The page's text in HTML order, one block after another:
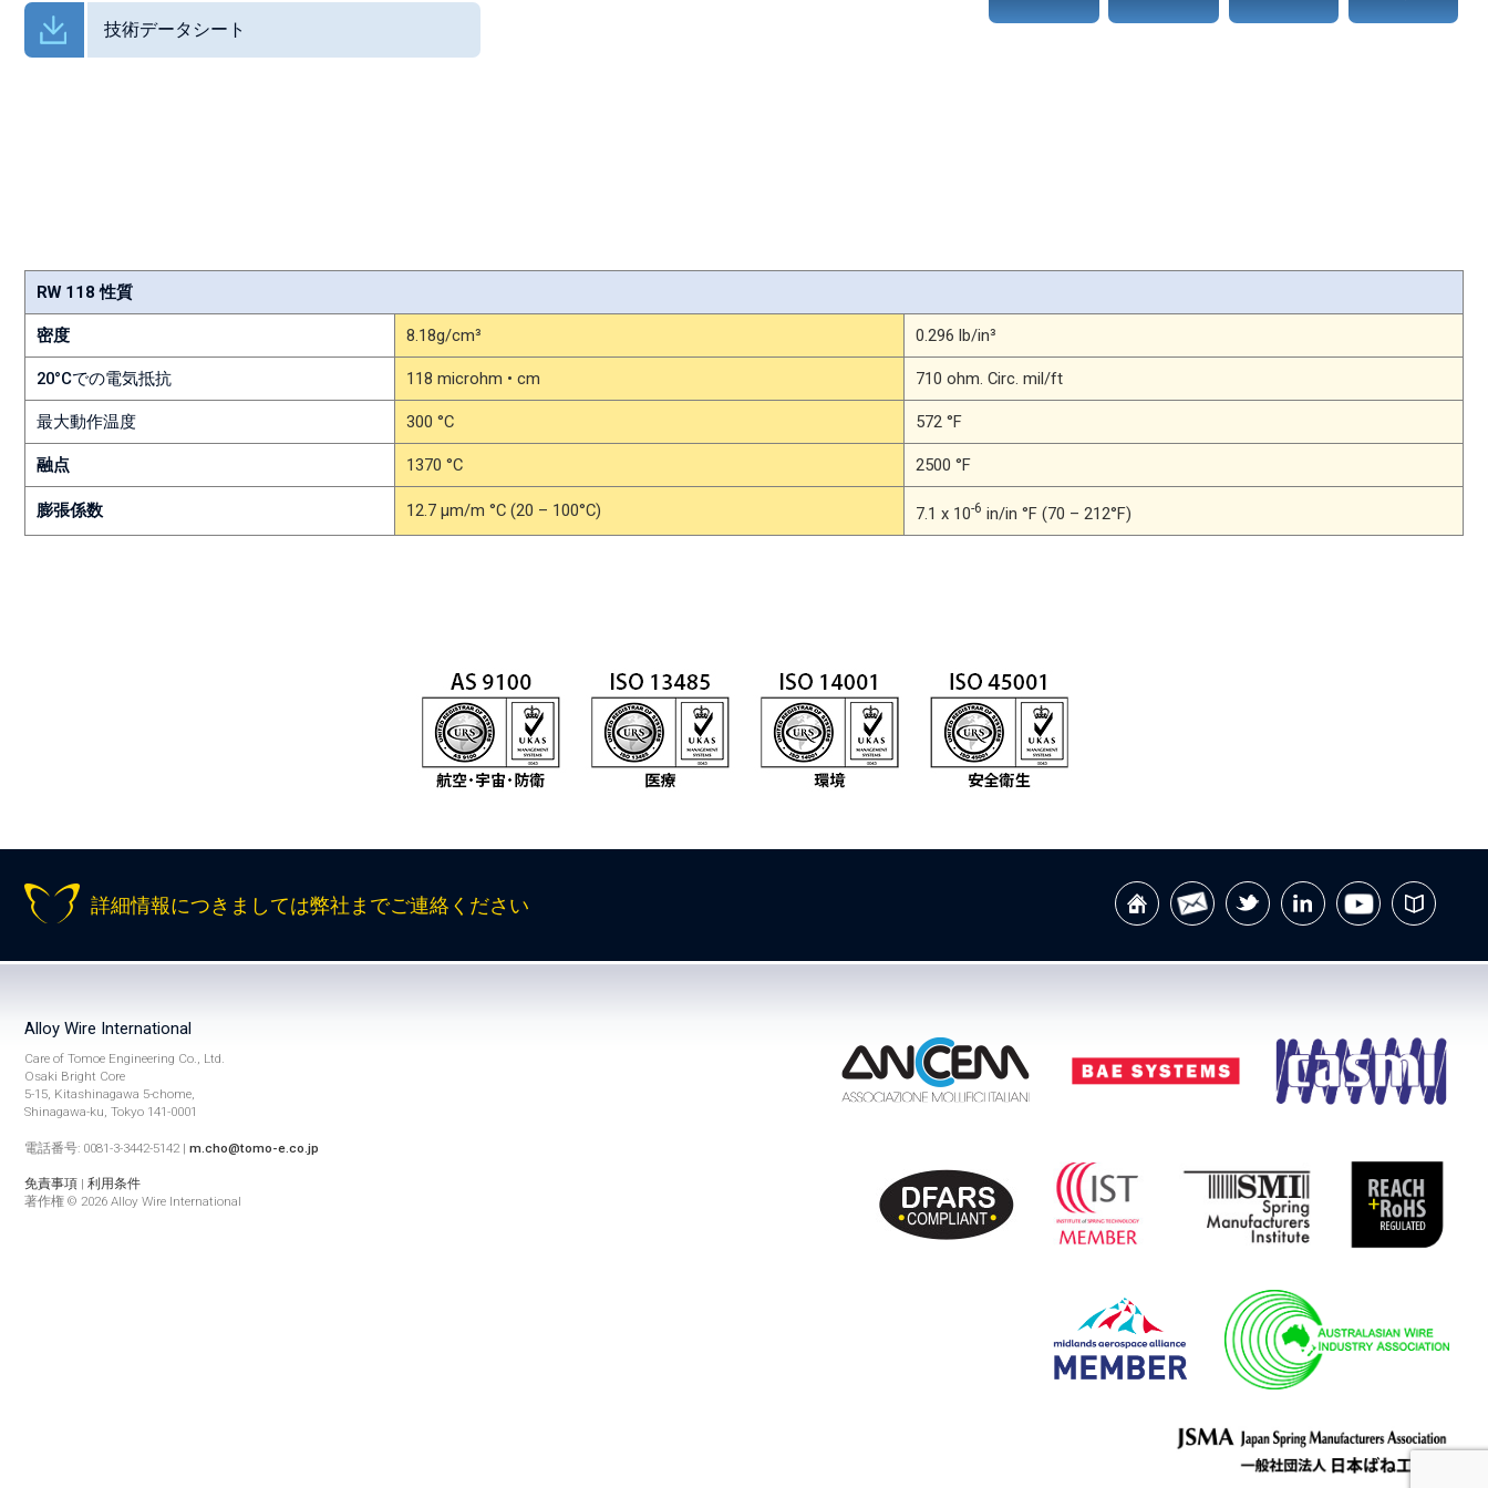
技術データシート
RW 118 性質
密度 8.18g/cm³ 0.296 lb/in³
20°Cでの電気抵抗 118 microhm • cm 710 ohm. Circ. mil/ft
最大動作温度 300 °C 572 °F
融点 1370 °C 2500 °F
膨張係数 12.7 µm/m °C (20 – 100°C) 7.1 x 10-6 in/in °F (70 – 212°F)
詳細情報につきましては弊社までご連絡ください
Alloy Wire International
Care of Tomoe Engineering Co., Ltd.
Osaki Bright Core
5-15, Kitashinagawa 5-chome,
Shinagawa-ku, Tokyo 141-0001
電話番号: 0081-3-3442-5142 | m.cho@tomo-e.co.jp
免責事項 | 利用条件
著作権 © 2026 Alloy Wire International